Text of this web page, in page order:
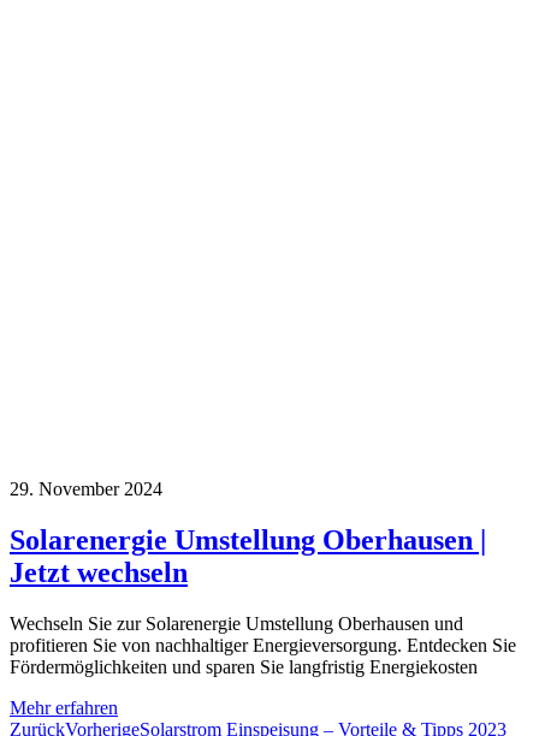
29. November 2024
Solarenergie Umstellung Oberhausen |
Jetzt wechseln
Wechseln Sie zur Solarenergie Umstellung Oberhausen und
profitieren Sie von nachhaltiger Energieversorgung. Entdecken Sie
Fördermöglichkeiten und sparen Sie langfristig Energiekosten
Mehr erfahren
ZurückVorherigeSolarstrom Einspeisung – Vorteile & Tipps 2023